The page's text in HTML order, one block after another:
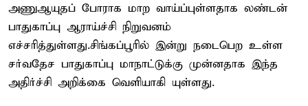
அணுஆயுதப் போராக மாற வாய்ப்புள்ளதாக லண்டன்
பாதுகாப்பு ஆராய்ச்சி நிறுவனம்
எச்சரித்துள்ளது.சிங்கப்பூரில் இன்று நடைபெற உள்ள
சர்வதேச பாதுகாப்பு மாநாட்டுக்கு முன்னதாக இந்த
அதிர்ச்சி அறிக்கை வெளியாகி யுள்ளது.